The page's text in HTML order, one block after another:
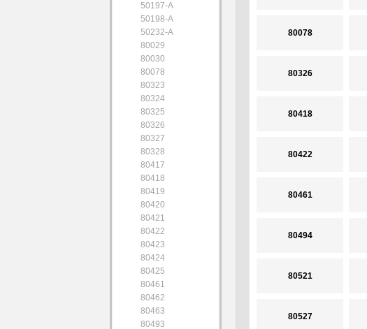
80078
80326
80418
80422
80461
80494
80521
80527
50197-A
50198-A
50232-A
80029
80030
80078
80323
80324
80325
80326
80327
80328
80417
80418
80419
80420
80421
80422
80423
80424
80425
80461
80462
80463
80493